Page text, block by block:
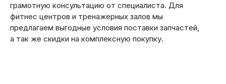
грамотную консультацию от специалиста. Для
фитнес центров и тренажерных залов мы
предлагаем выгодные условия поставки запчастей,
а так же скидки на комплексную покупку.